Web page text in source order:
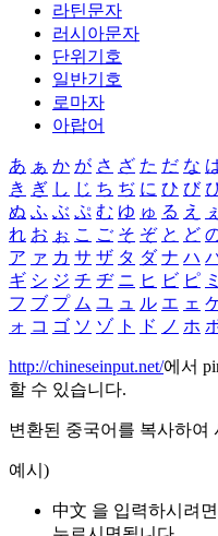
라틴문자
러시아문자
단위기호
일반기호
로마자
아랍어
あ ぁ か が さ ざ た だ な
き ぎ し じ ち ぢ に ひ び
ぬ ふ ぶ ぷ む ゆ ゅ る え ぇ
れ お ぉ こ ご そ ぞ と ど
ア ァ カ サ ザ タ ダ ナ ハ
ギ シ ジ チ ヂ ニ ヒ ビ ピ ミ
フ ブ プ ム ユ ュ ル エ ェ
ォ コ ゴ ソ ゾ ト ド ノ ホ
http://chineseinput.net/에서
할 수 있습니다.
변환된 중국어를 복사하여
예시)
中文 을 입력하시려면